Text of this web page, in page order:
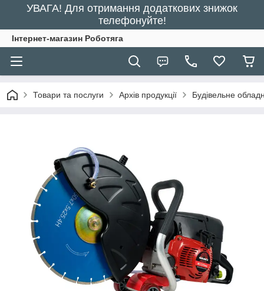
УВАГА! Для отримання додаткових знижок
телефонуйте!
Інтернет-магазин Роботяга
Товари та послуги Архів продукції Будівельне